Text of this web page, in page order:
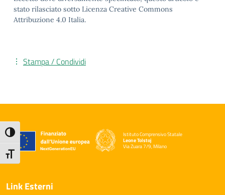
Attiva/disattiva alto contrasto
Attiva/disattiva dimensione testo
stato rilasciato sotto Licenza Creative Commons
Attribuzione 4.0 Italia.
Stampa / Condividi
Istituto Comprensivo Statale
Leone Tolstoj
Via Zuara 7/9, Milano
— Visita la pagina iniziale della scuola
Link Esterni